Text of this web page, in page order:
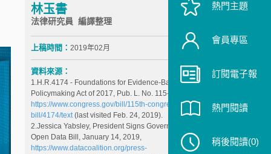
林玉書
法律研究員 編譯整理
上稿時間： 2019年02月
資料來源：
1.H.R.4174 - Foundations for Evidence-Based
Policymaking Act of 2017, Pub. L. No. 115-435,,
https://www.congress.gov/bill/115th-congress/house-
bill/4174/text(last visited Feb. 24, 2019).
2.Jessica Yabsley, President Signs Government-wide
Open Data Bill, January 14, 2019,
https://www.datacoalition.org/press-
熱門主題
會員專區
訂閱電子報
熱門閱讀
稍後閱讀(0)